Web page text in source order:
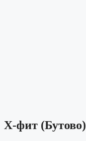
X-фит (Бутово)